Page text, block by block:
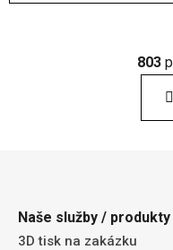
803
Naše služby / produkty
3D tisk na zakázku